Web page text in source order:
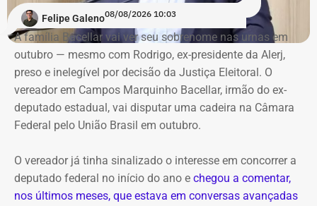
Renan Santos — que vai disputar o posto de Presidente
da Repúblicanas eleições de 2026 — no Rio —, também
afirma que tentou descobrir quanto recebe o prefeito, mas
não conseguiu porque o Portal da Transparência estava
fora do ar.
Oficialmente, o município integra o Noroeste Fluminense
e tinha população estimada em 7.584 habitantes até o
R$ 28.435,51 em 2023. Em 2024, a prefeitura
contabilizou R$ 97,4 milhões em receitas brutas.
Felipe Galeno08/08/2026 10:03
A família Bacellar vai ver seu sobrenome nas urnas em
outubro — mesmo com Rodrigo, ex-presidente da Alerj,
preso e inelegível por decisão da Justiça Eleitoral. O
vereador em Campos Marquinho Bacellar, irmão do ex-
deputado estadual, vai disputar uma cadeira na Câmara
Federal pelo União Brasil em outubro.
O vereador já tinha sinalizado o interesse em concorrer a
deputado federal no início do ano e chegou a comentar,
nos últimos meses, que estava em conversas avançadas